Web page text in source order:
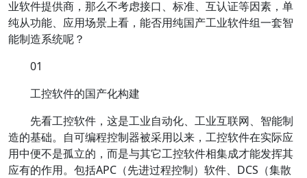
业软件提供商，那么不考虑接口、标准、互认证等因素，单
纯从功能、应用场景上看，能否用纯国产工业软件组一套智
能制造系统呢？
01
工控软件的国产化构建
先看工控软件，这是工业自动化、工业互联网、智能制
造的基础。自可编程控制器被采用以来，工控软件在实际应
用中便不是孤立的，而是与其它工控软件相集成才能发挥其
应有的作用。包括APC（先进过程控制）软件、DCS（集散